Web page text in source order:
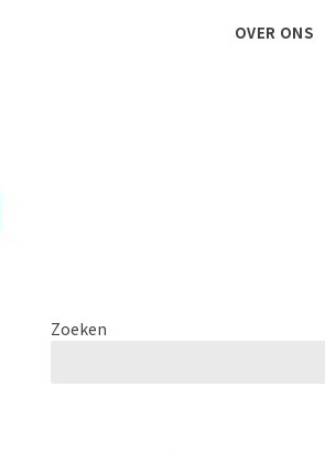
OVER ONS
Zoeken